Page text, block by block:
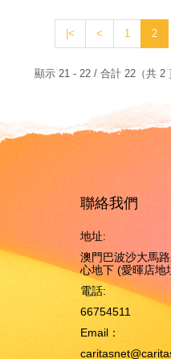
|< < 1 2
顯示 21 - 22 / 合計 22（共 2
聯絡我們
地址:
澳門巴波沙大馬
心地下 (愛暉店地
電話:
66754511
Email：